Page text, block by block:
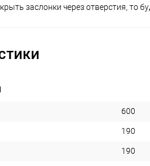
заслонки через отверстия, то
600
190
190